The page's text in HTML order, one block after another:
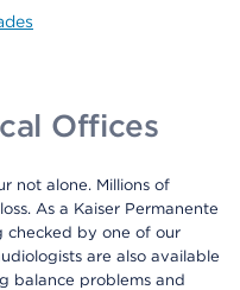
Offices
not alone. Millions of
As a Kaiser Permanente
checked by one of our
are also available
balance problems and